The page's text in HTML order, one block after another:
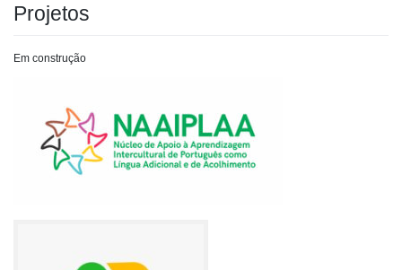
Projetos
Em construção